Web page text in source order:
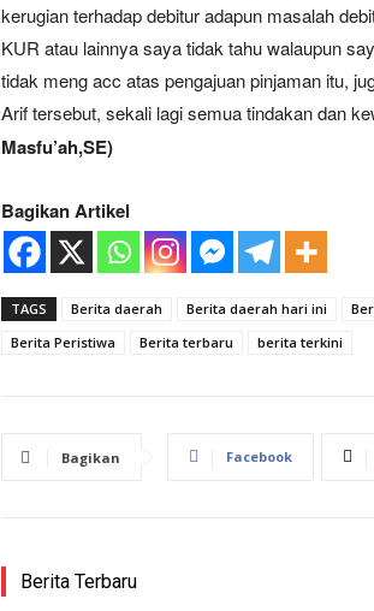
kerugian terhadap debitur adapun masalah
KUR atau lainnya saya tidak tahu walaupun
tidak meng acc atas pengajuan pinjaman itu,
Arif tersebut, sekali lagi semua tindakan dan
Masfu’ah,SE)
Bagikan Artikel
TAGS Berita daerah Berita daerah hari ini
Berita Peristiwa
Berita terbaru berita terkini
Bagikan Facebook
Berita Terbaru